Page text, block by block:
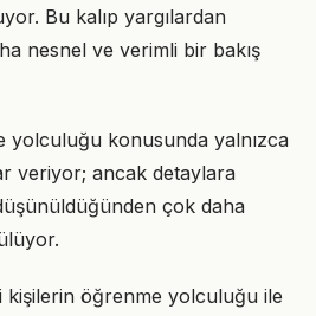
Bu kalıp yargılardan
nesnel ve verimli bir bakış
yolculuğu konusunda yalnızca
veriyor; ancak detaylara
çok daha
kişilerin öğrenme yolculuğu ile